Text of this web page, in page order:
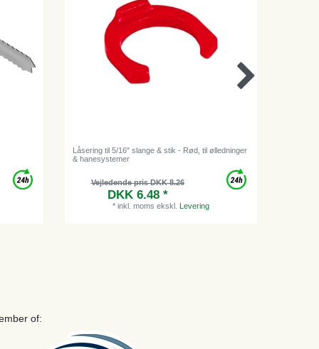
Låsering til 5/16" slange & stik - Rød, til ølledninger
& hanesystemer
Vejledende pris DKK 8.26
DKK 6.48 *
* inkl. moms ekskl. Levering
of: